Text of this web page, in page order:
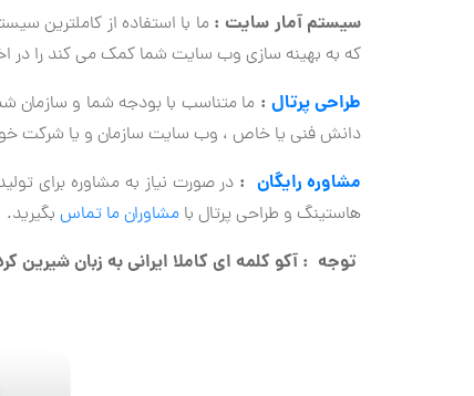
سیستم آمار سایت : ما با استفاده از کاملترین
که به بهینه سازی وب سایت شما کمک می کند را در
طراحی پرتال: ما متناسب با بودجه شما و سازمان
دانش فنی یا خاص ، وب سایت سازمان و یا شرکت خود
مشاوره رایگان : در صورت نیاز به مشاوره برای
هاستینگ و طراحی پرتال با مشاوران ما تماس بگیرید.
توجه : آکو کلمه ای کاملا ایرانی به زبان